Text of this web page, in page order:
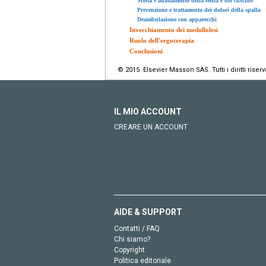
Prevenzione e trattamento dei dolori della spalla
Deambulazione con apparecchi
Invecchiamento dei medullolesi
Ruolo dell'ergoterapia
Conclusioni
© 2015 Elsevier Masson SAS. Tutti i diritti
IL MIO ACCOUNT
CREARE UN ACCOUNT
AIDE & SUPPORT
Contatti / FAQ
Chi siamo?
Copyright
Politica editoriale